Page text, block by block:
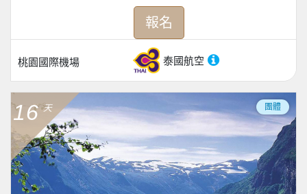
桃園國際機場 泰國航空
報名
16 天 團體